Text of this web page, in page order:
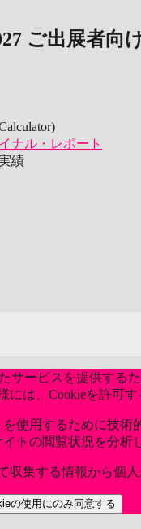
ご出展者向
ナル・レポート
績
サービスを提供する
には、Cookieを許可
使用するために技術
トの閲覧状況を分
収集する情報から個
の使用にのみ同意する